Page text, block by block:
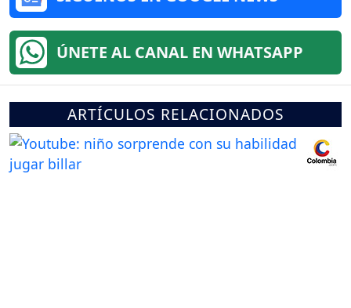
ÚNETE AL CANAL EN WHATSAPP
ARTÍCULOS RELACIONADOS